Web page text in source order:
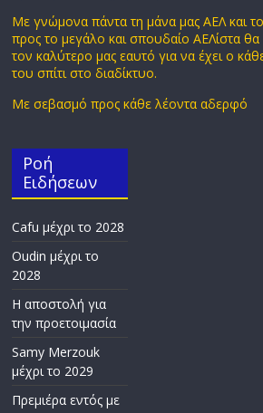
Με γνώμονα πάντα τη μάνα μας ΑΕΛ και
προς το μεγάλο και σπουδαίο ΑΕΛίστα θα
τον καλύτερο μας εαυτό για να έχει ο
του σπίτι στο διαδίκτυο.
Με σεβασμό προς κάθε λέοντα αδερφό
Ροή
Ειδήσεων
Cafu μέχρι το 2028
Oudin μέχρι το
2028
Η αποστολή για
την προετοιμασία
Samy Merzouk
μέχρι το 2029
Πρεμιέρα εντός με